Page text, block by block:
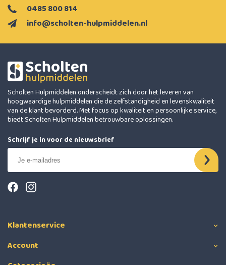
info@scholten-hulpmiddelen.nl
0485 800 814
Scholten Hulpmiddelen onderscheidt zich door het leveren van
hoogwaardige hulpmiddelen die de zelfstandigheid en levenskwaliteit
van de klant bevorderd. Met focus op kwaliteit en persoonlijke service,
biedt Scholten Hulpmiddelen betrouwbare oplossingen.
Schrijf je in voor de nieuwsbrief
Klantenservice
Account